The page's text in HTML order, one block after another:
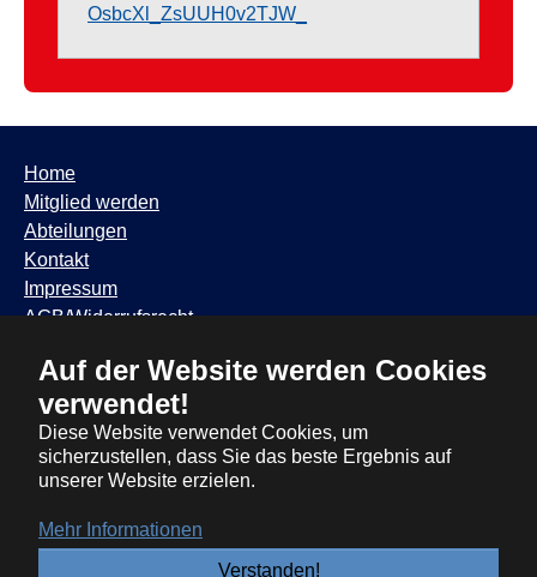
Auf der Website werden Cookies
verwendet!
Diese Website verwendet Cookies, um
sicherzustellen, dass Sie das beste Ergebnis auf
unserer Website erzielen.
Mehr Informationen
Verstanden!
OsbcXl_ZsUUH0v2TJW_
Home
Mitglied werden
Abteilungen
Kontakt
Impressum
AGB/Widerrufsrecht
TSV Trudering ∙ Feldbergstr. 65 ∙ 81825 München ∙ Tel:
089 / 6881317∙ info@tsvtrudering.de